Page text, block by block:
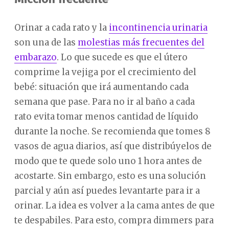
Orinar a cada rato y la incontinencia urinaria
son una de las molestias más frecuentes del
embarazo. Lo que sucede es que el útero
comprime la vejiga por el crecimiento del
bebé: situación que irá aumentando cada
semana que pase. Para no ir al baño a cada
rato evita tomar menos cantidad de líquido
durante la noche. Se recomienda que tomes 8
vasos de agua diarios, así que distribúyelos de
modo que te quede solo uno 1 hora antes de
acostarte. Sin embargo, esto es una solución
parcial y aún así puedes levantarte para ir a
orinar. La idea es volver a la cama antes de que
te despabiles. Para esto, compra dimmers para